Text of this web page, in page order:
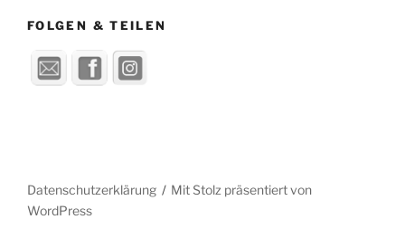
FOLGEN & TEILEN
Datenschutzerklärung
Mit Stolz präsentiert von
WordPress